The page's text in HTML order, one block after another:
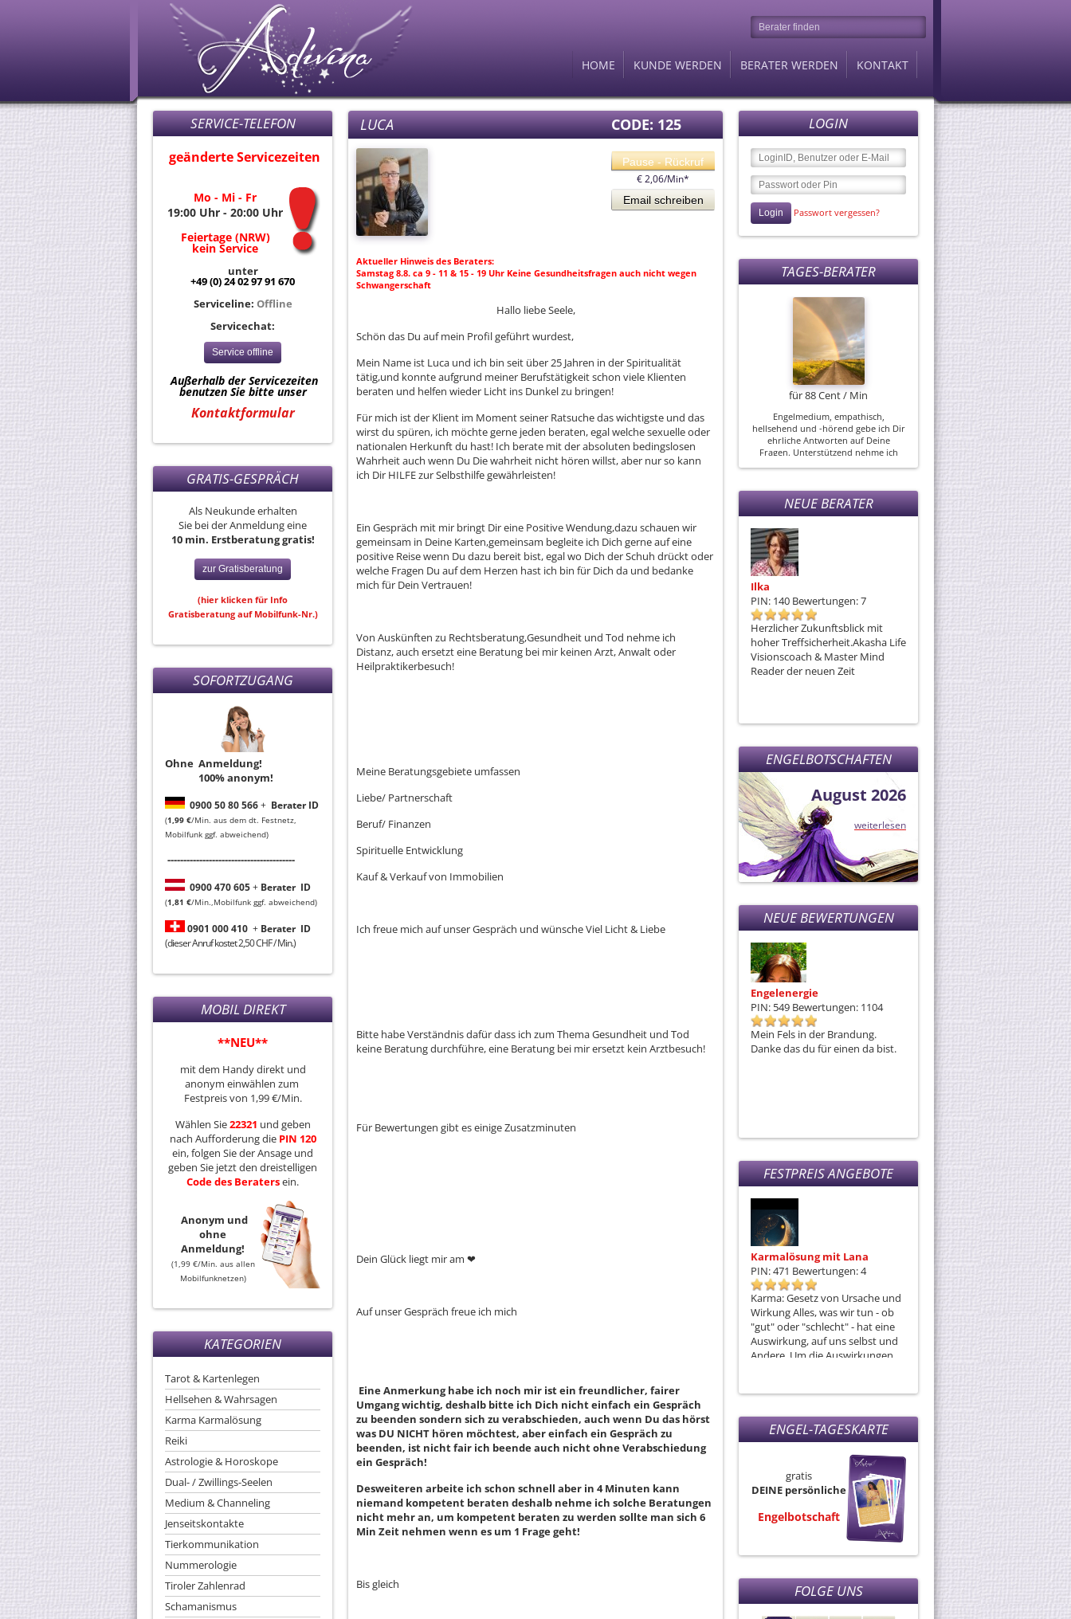
HOME KUNDE WERDEN BERATER WERDEN KONTAKT
SERVICE-TELEFON
geänderte Servicezeiten
Mo - Mi - Fr
19:00 Uhr - 20:00 Uhr
Feiertage (NRW)
kein Service
unter
+49 (0) 24 02 97 91 670
Serviceline: Offline
Servicechat:
Service offline
Außerhalb der Servicezeiten
benutzen Sie bitte unser
Kontaktformular
GRATIS-GESPRÄCH
Als Neukunde erhalten
Sie bei der Anmeldung eine
10 min. Erstberatung gratis!
zur Gratisberatung
(hier klicken für Info
Gratisberatung auf Mobilfunk-Nr.)
SOFORTZUGANG
Ohne Anmeldung!
100% anonym!
0900 50 80 566+ Berater ID
(1,99 €/Min. aus dem dt. Festnetz,
Mobilfunk ggf. abweichend)
----------------------------------------
0900 470 605+ Berater ID
(1,81 €/Min.,Mobilfunk ggf. abweichend)
0901 000 410 + Berater ID
(dieser Anruf kostet 2,50 CHF / Min.)
MOBIL DIREKT
**NEU**
mit dem Handy direkt und
anonym einwählen zum
Festpreis von 1,99 €/Min.
Wählen Sie22321 und geben
nach Aufforderung die PIN 120
ein, folgen Sie der Ansage und
geben Sie jetzt den dreistelligen
Codedes Beratersein.
Anonym und
ohne
Anmeldung!
(1,99 €/Min. aus allen
Mobilfunknetzen)
KATEGORIEN
Tarot & Kartenlegen
Hellsehen & Wahrsagen
Karma Karmalösung
Reiki
Astrologie & Horoskope
Dual- / Zwillings-Seelen
Medium & Channeling
Jenseitskontakte
Tierkommunikation
Nummerologie
Tiroler Zahlenrad
Schamanismus
LOGIN
Passwort vergessen?
TAGES-BERATER
Berater des Tages
für 88 Cent / Min
Engelmedium, empathisch,
hellsehend und -hörend gebe ich Dir
ehrliche Antworten auf Deine
Fragen. Unterstützend nehme ich
Hilfe und unterstütze Dich...
NEUE BERATER
astrologischen Inhalten
Ilka
PIN: 140 Bewertungen: 7
Herzlicher Zukunftsblick mit
hoher Treffsicherheit.Akasha Life
Visionscoach & Master Mind
Reader der neuen Zeit
Bewertungen: 4
Ich folge meiner Intuition und
teile Licht, Heilung und
Botschaften aus der Seele✨
Energiearbeit &
ENGELBOTSCHAFTEN
August 2026
weiterlesen
NEUE BEWERTUNGEN
Engelenergie
PIN: 549 Bewertungen: 1104
Mein Fels in der Brandung.
Danke das du für einen da bist.
PIN: 549
Bewertungen: 1104
Danke für einen Engel auf Erden
FESTPREIS ANGEBOTE
Karmalösung mit Lana
PIN: 471 Bewertungen: 4
Karma: Gesetz von Ursache und
Wirkung Alles, was wir tun - ob
"gut" oder "schlecht" - hat eine
Auswirkung, auf uns selbst und
Andere. Um die Auswirkungen,
die Karmalösung die
Monas Seelenreise
Bewertungen: 11
Ich bin gerne bereit, wenn DU es
auch bist, mit DIR eine Mediale
Reise anzutreten - die Reise in
unserer Innerstes!
ENGEL-TAGESKARTE
gratis
DEINE persönliche
Engelbotschaft
FOLGE UNS
LUCA CODE: 125
Aktueller Hinweis des Beraters:
Samstag 8.8. ca 9 - 11 & 15 - 19 Uhr Keine Gesundheitsfragen auch nicht wegen
Schwangerschaft
Pause - Rückruf
€ 2,06/Min*
Email schreiben
Hallo liebe Seele,
Schön das Du auf mein Profil geführt wurdest,
Mein Name ist Luca und ich bin seit über 25 Jahren in der Spiritualität
tätig,und konnte aufgrund meiner Berufstätigkeit schon viele Klienten
beraten und helfen wieder Licht ins Dunkel zu bringen!
Für mich ist der Klient im Moment seiner Ratsuche das wichtigste und das
wirst du spüren, ich möchte gerne jeden beraten, egal welche sexuelle oder
nationalen Herkunft du hast! Ich berate mit der absoluten bedingslosen
Wahrheit auch wenn Du Die wahrheit nicht hören willst, aber nur so kann
ich Dir HILFE zur Selbsthilfe gewährleisten!
Ein Gespräch mit mir bringt Dir eine Positive Wendung,dazu schauen wir
gemeinsam in Deine Karten,gemeinsam begleite ich Dich gerne auf eine
positive Reise wenn Du dazu bereit bist, egal wo Dich der Schuh drückt oder
welche Fragen Du auf dem Herzen hast ich bin für Dich da und bedanke
mich für Dein Vertrauen!
Von Auskünften zu Rechtsberatung,Gesundheit und Tod nehme ich
Distanz, auch ersetzt eine Beratung bei mir keinen Arzt, Anwalt oder
Heilpraktikerbesuch!
Meine Beratungsgebiete umfassen
Liebe/ Partnerschaft
Beruf/ Finanzen
Spirituelle Entwicklung
Kauf & Verkauf von Immobilien
Ich freue mich auf unser Gespräch und wünsche Viel Licht & Liebe
Bitte habe Verständnis dafür dass ich zum Thema Gesundheit und Tod
keine Beratung durchführe, eine Beratung bei mir ersetzt kein Arztbesuch!
Für Bewertungen gibt es einige Zusatzminuten
Dein Glück liegt mir am ❤ ️
Auf unser Gespräch freue ich mich
Eine Anmerkung habe ich noch mir ist ein freundlicher, fairer
Umgang wichtig, deshalb bitte ich Dich nicht einfach ein Gespräch
zu beenden sondern sich zu verabschieden, auch wenn Du das hörst
was DU NICHT hören möchtest, aber einfach ein Gespräch zu
beenden, ist nicht fair ich beende auch nicht ohne Verabschiedung
ein Gespräch!
Desweiteren arbeite ich schon schnell aber in 4 Minuten kann
niemand kompetent beraten deshalb nehme ich solche Beratungen
nicht mehr an, um kompetent beraten zu werden sollte man sich 6
Min Zeit nehmen wenn es um 1 Frage geht!
Bis gleich